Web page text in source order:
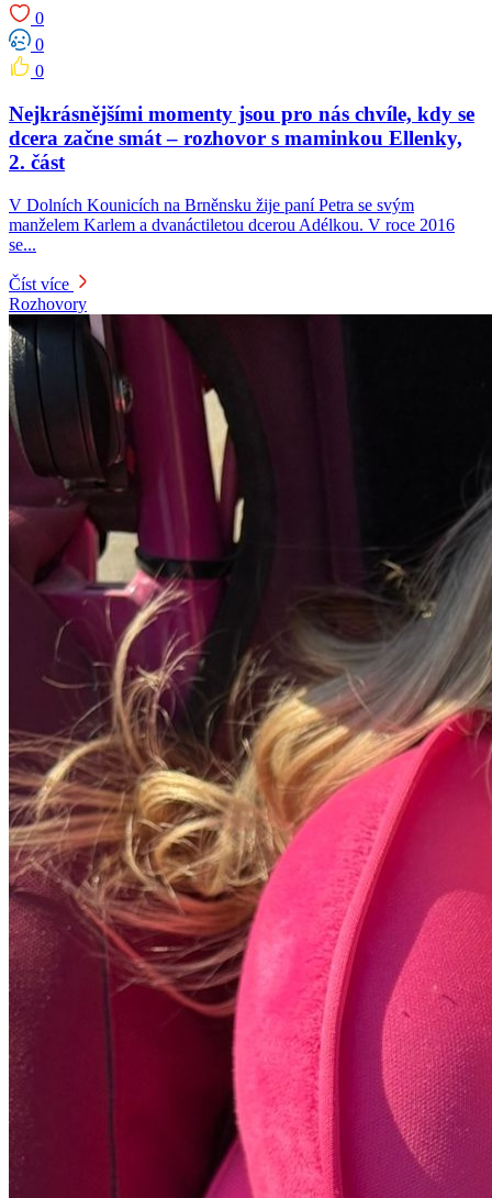
0
0
0
Nejkrásnějšími momenty jsou pro nás chvíle, kdy se
dcera začne smát – rozhovor s maminkou Ellenky,
2. část
V Dolních Kounicích na Brněnsku žije paní Petra se svým
manželem Karlem a dvanáctiletou dcerou Adélkou. V roce 2016
se...
Číst více
Rozhovory